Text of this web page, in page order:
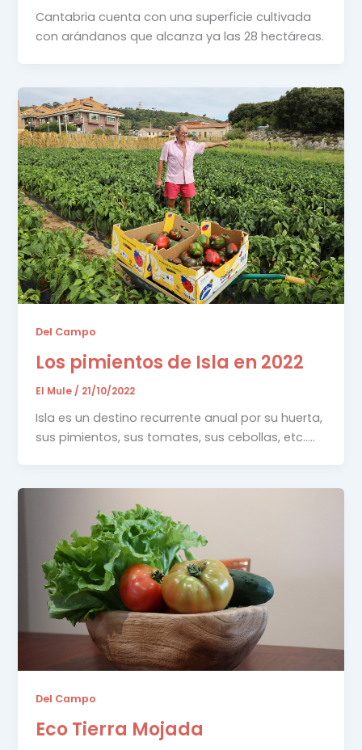
Cantabria cuenta con una superficie cultivada
con arándanos que alcanza ya las 28 hectáreas.
Del Campo
Los pimientos de Isla en 2022
El Mule / 21/10/2022
Isla es un destino recurrente anual por su huerta,
sus pimientos, sus tomates, sus cebollas, etc…..
Del Campo
Eco Tierra Mojada